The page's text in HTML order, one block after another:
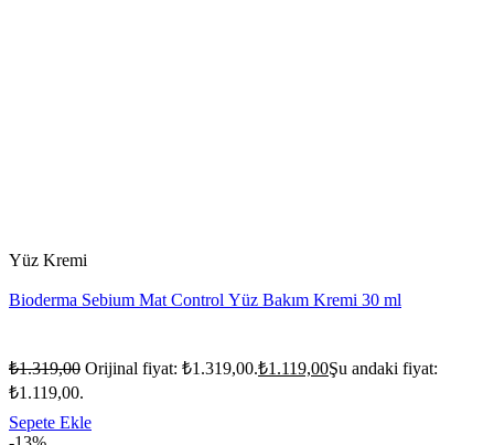
Yüz Kremi
Bioderma Sebium Mat Control Yüz Bakım Kremi 30 ml
₺1.319,00 Orijinal fiyat: ₺1.319,00.₺1.119,00Şu andaki fiyat:
₺1.119,00.
Sepete Ekle